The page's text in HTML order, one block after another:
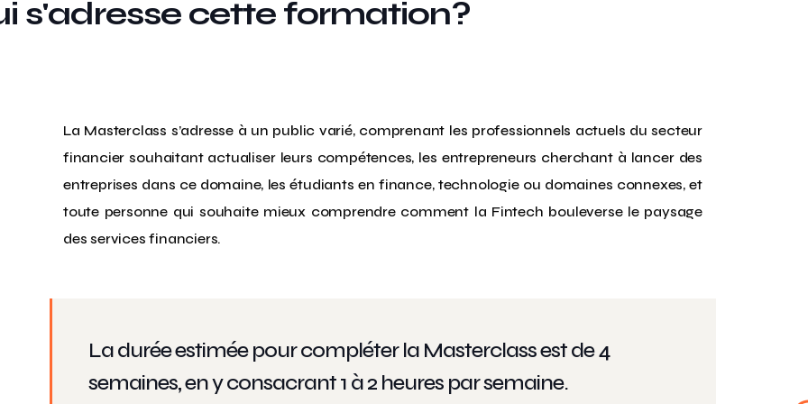
s'adresse cette formation?
La Masterclass s’adresse à un public varié, comprenant les professionnels actuels du secteur
financier souhaitant actualiser leurs compétences, les entrepreneurs cherchant à lancer des
entreprises dans ce domaine, les étudiants en finance, technologie ou domaines connexes, et
toute personne qui souhaite mieux comprendre comment la Fintech bouleverse le paysage
des services financiers.
La durée estimée pour compléter la Masterclass est de 4
semaines, en y consacrant 1 à 2 heures par semaine.